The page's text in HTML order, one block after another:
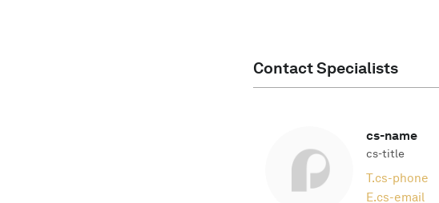
Contact Specialists
cs-name
cs-title
T.cs-phone
E.cs-email